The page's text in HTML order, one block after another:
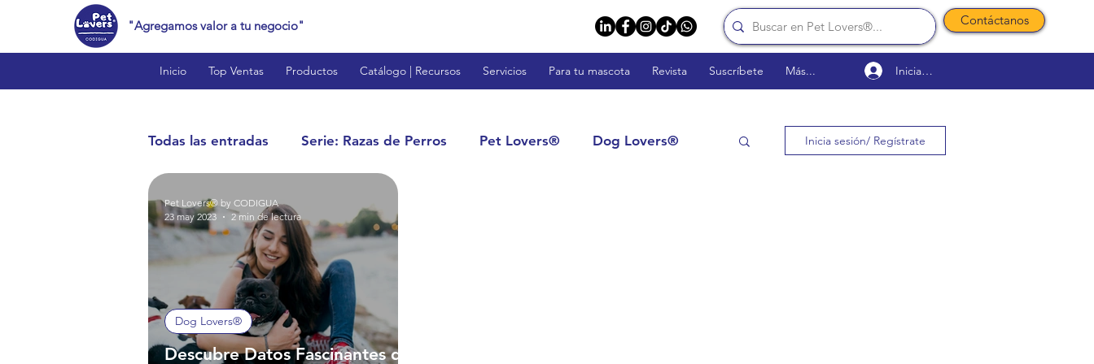
"Agregamos valor a tu negocio" Contáctanos
Inicio Top Ventas Productos Catálogo | Recursos Servicios Para tu mascota Revista Suscríbete Más... Iniciar sesión
Todas las entradas Serie: Razas de Perros Pet Lovers® Dog Lovers®
Cat Lovers™ Bird Lovers™
Reptile Lovers™ Productos: Calidad y Confianza
Estilo de Vida y Curiosidades
Inicia sesión/ Regístrate
Descubre Datos Fascinantes de
Dog Lovers®
Pet Lovers® by CODIGUA
23 may 2023
2 min de lectura